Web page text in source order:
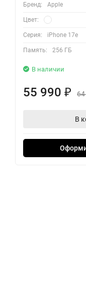
Бренд: Apple
Цвет:
Серия: iPhone 17e
Память: 256 ГБ
В наличии
55 990 ₽
В